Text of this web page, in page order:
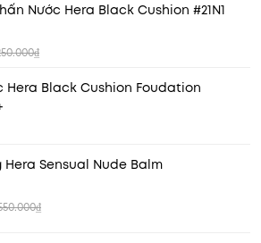
Nước Hera Black Cushion #21N1
Hera Black Cushion Foudation
Hera Sensual Nude Balm